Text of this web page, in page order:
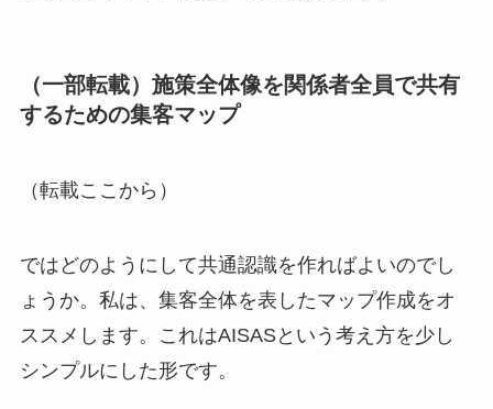
（一部転載）施策全体像を関係者全員で共有
するための集客マップ
（転載ここから）
ではどのようにして共通認識を作ればよいのでし
ょうか。私は、集客全体を表したマップ作成をオ
ススメします。これはAISASという考え方を少し
シンプルにした形です。